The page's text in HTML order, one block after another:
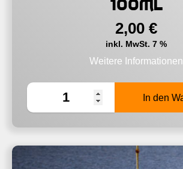
100ml
2,00€
inkl. MwSt. 7 %
Weitere Informationen